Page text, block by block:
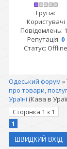
Група:
Користувачі
Повідомлень:
Репутація: 0
Статус: Offline
Одеський форум »
про товари,
Ураїні (Кава в
Сторінка 1 з 1
1